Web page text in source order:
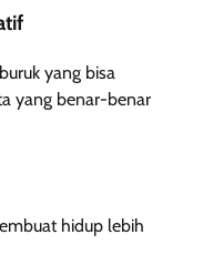
yang bisa
yang benar-benar
hidup lebih